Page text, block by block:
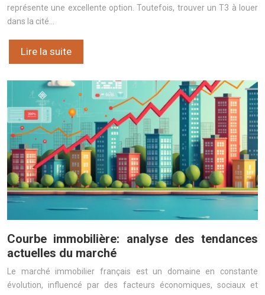
représente une excellente option. Toutefois, trouver un T3 à louer
dans la cité…
Lire la suite
Courbe immobilière: analyse des tendances
actuelles du marché
Le marché immobilier français est un domaine en constante
évolution, influencé par des facteurs économiques, sociaux et